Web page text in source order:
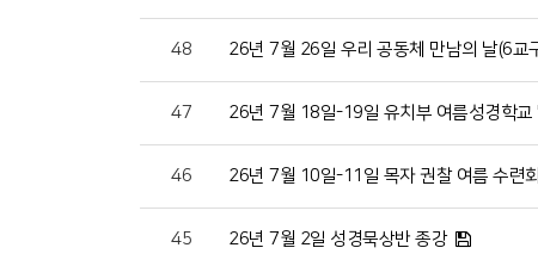
48 26년 7월 26일 우리 공동체 만남의 날(6교
47 26년 7월 18일-19일 유치부 여름성경학교
46 26년 7월 10일-11일 목자 권찰 여름 수련
45 26년 7월 2일 성경묵상반 종강